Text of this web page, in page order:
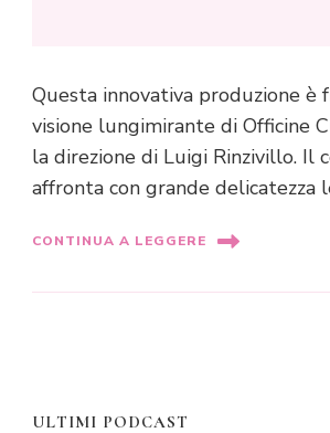
Questa innovativa produzione
visione lungimirante di Officine
la direzione di Luigi Rinzivillo. Il
affronta con grande delicatezza
CONTINUA A LEGGERE
ULTIMI PODCAST